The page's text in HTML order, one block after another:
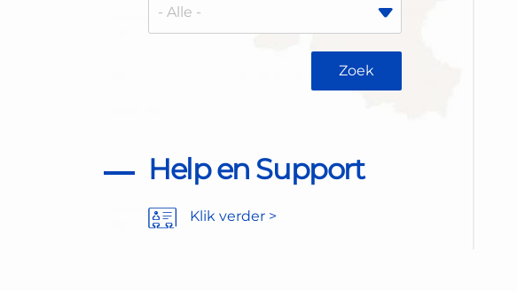
Help en Support
Klik verder >